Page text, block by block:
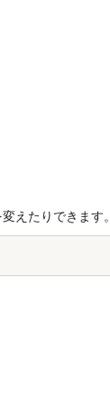
えたりできます。